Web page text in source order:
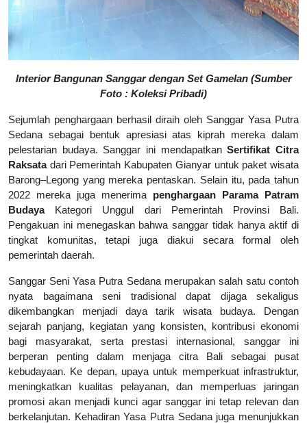
Interior Bangunan Sanggar dengan Set Gamelan (Sumber
Foto : Koleksi Pribadi)
Sejumlah penghargaan berhasil diraih oleh Sanggar Yasa Putra
Sedana sebagai bentuk apresiasi atas kiprah mereka dalam
pelestarian budaya. Sanggar ini mendapatkanSertifikat Citra
Raksatadari Pemerintah Kabupaten Gianyar untuk paket wisata
Barong–Legong yang mereka pentaskan. Selain itu, pada tahun
2022 mereka juga menerima penghargaan Parama Patram
BudayaKategori Unggul dari Pemerintah Provinsi Bali.
Pengakuan ini menegaskan bahwa sanggar tidak hanya aktif di
tingkat komunitas, tetapi juga diakui secara formal oleh
pemerintah daerah.
Sanggar Seni Yasa Putra Sedana merupakan salah satu contoh
nyata bagaimana seni tradisional dapat dijaga sekaligus
dikembangkan menjadi daya tarik wisata budaya. Dengan
sejarah panjang, kegiatan yang konsisten, kontribusi ekonomi
bagi masyarakat, serta prestasi internasional, sanggar ini
berperan penting dalam menjaga citra Bali sebagai pusat
kebudayaan. Ke depan, upaya untuk memperkuat infrastruktur,
meningkatkan kualitas pelayanan, dan memperluas jaringan
promosi akan menjadi kunci agar sanggar ini tetap relevan dan
berkelanjutan. Kehadiran Yasa Putra Sedana juga menunjukkan